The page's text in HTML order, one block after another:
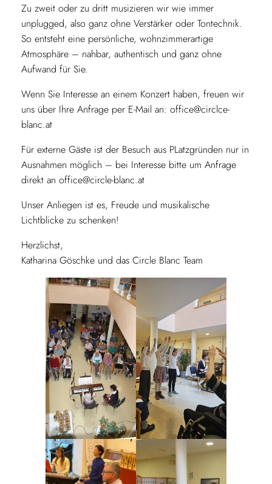
Zu zweit oder zu dritt musizieren wir wie immer
unplugged, also ganz ohne Verstärker oder Tontechnik.
So entsteht eine persönliche, wohnzimmerartige
Atmosphäre – nahbar, authentisch und ganz ohne
Aufwand für Sie.
Wenn Sie Interesse an einem Konzert haben, freuen wir
uns über Ihre Anfrage per E-Mail an: office@circlce-
blanc.at
Für externe Gäste ist der Besuch aus PLatzgründen nur in
Ausnahmen möglich – bei Interesse bitte um Anfrage
direkt an office@circle-blanc.at
Unser Anliegen ist es, Freude und musikalische
Lichtblicke zu schenken!
Herzlichst,
Katharina Göschke und das Circle Blanc Team